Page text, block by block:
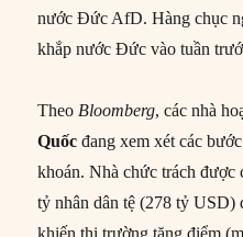
nước Đức AfD. Hàng chục
khắp nước Đức vào tuần
Theo Bloomberg, các nhà
Quốc đang xem xét các
khoán. Nhà chức trách được
tỷ nhân dân tệ (278 tỷ USD)
khiến thị trường tăng điểm